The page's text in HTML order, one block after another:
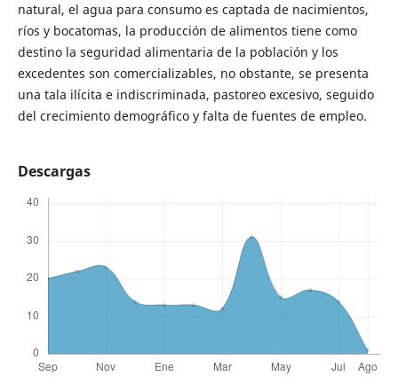
natural, el agua para consumo es captada de nacimientos,
ríos y bocatomas, la producción de alimentos tiene como
destino la seguridad alimentaria de la población y los
excedentes son comercializables, no obstante, se presenta
una tala ilícita e indiscriminada, pastoreo excesivo, seguido
del crecimiento demográfico y falta de fuentes de empleo.
Descargas